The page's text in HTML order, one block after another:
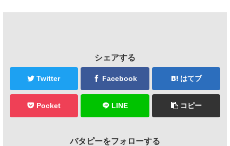
シェアする
Twitter Facebook はてブ
Pocket LINE コピー
バタピーをフォローする